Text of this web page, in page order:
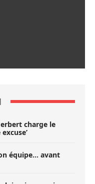
charge le
équipe… avant